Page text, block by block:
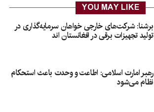
YOU MAY LIKE
برشنا: شرکت‌های خارجی خواهان سرمایه‌گذاری در
تولید تجهیزات برقی در افغانستان‌ اند
رهبر امارت اسلامی: اطاعت و وحدت باعث استحکام
نظام می‌شود